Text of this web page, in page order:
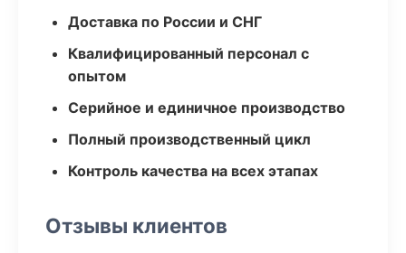
Доставка по России и СНГ
Квалифицированный персонал с
опытом
Серийное и единичное производство
Полный производственный цикл
Контроль качества на всех этапах
Отзывы клиентов